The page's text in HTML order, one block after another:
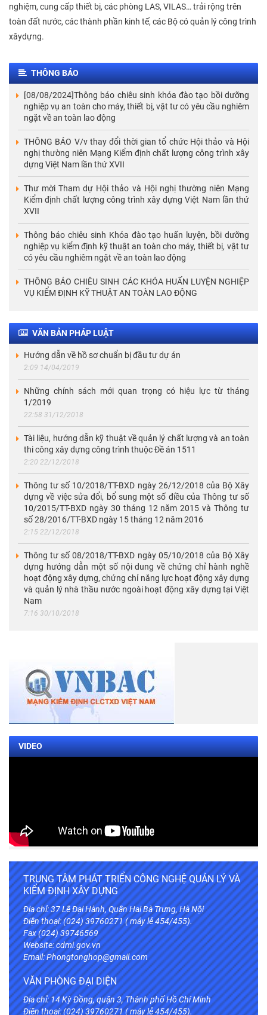
nghiệm, cung cấp thiết bị, các phòng LAS, VILAS… trải rộng trên
toàn đất nước, các thành phần kinh tế, các Bộ có quản lý công trình
xâydựng.
THÔNG BÁO
[08/08/2024]Thông báo chiêu sinh khóa đào tạo bồi dưỡng
nghiệp vụ an toàn cho máy, thiết bị, vật tư có yêu cầu nghiêm
ngặt về an toàn lao động
THÔNG BÁO V/v thay đổi thời gian tổ chức Hội thảo và Hội
nghị thường niên Mạng Kiểm định chất lượng công trình xây
dựng Việt Nam lần thứ XVII
Thư mời Tham dự Hội thảo và Hội nghị thường niên Mạng
Kiểm định chất lượng công trình xây dựng Việt Nam lần thứ
XVII
Thông báo chiêu sinh Khóa đào tạo huấn luyện, bồi dưỡng
nghiệp vụ kiểm định kỹ thuật an toàn cho máy, thiết bị, vật tư
có yêu cầu nghiêm ngặt về an toàn lao động
THÔNG BÁO CHIÊU SINH CÁC KHÓA HUẤN LUYỆN NGHIỆP
VỤ KIỂM ĐỊNH KỸ THUẬT AN TOÀN LAO ĐỘNG
VĂN BẢN PHÁP LUẬT
Hướng dẫn về hồ sơ chuẩn bị đầu tư dự án
2:09 14/04/2019
Những chính sách mới quan trọng có hiệu lực từ tháng
1/2019
22:58 31/12/2018
Tài liệu, hướng dẫn kỹ thuật về quản lý chất lượng và an toàn
thi công xây dựng công trình thuộc Đề án 1511
2:20 22/12/2018
Thông tư số 10/2018/TT-BXD ngày 26/12/2018 của Bộ Xây
dựng về việc sửa đổi, bổ sung một số điều của Thông tư số
10/2015/TT-BXD ngày 30 tháng 12 năm 2015 và Thông tư
số 28/2016/TT-BXD ngày 15 tháng 12 năm 2016
2:15 22/12/2018
Thông tư số 08/2018/TT-BXD ngày 05/10/2018 của Bộ Xây
dựng hướng dẫn một số nội dung về chứng chỉ hành nghề
hoạt động xây dựng, chứng chỉ năng lực hoạt động xây dựng
và quản lý nhà thầu nước ngoài hoạt động xây dựng tại Việt
Nam
7:16 30/10/2018
VIDEO
TRUNG TÂM PHÁT TRIỂN CÔNG NGHỆ QUẢN LÝ VÀ
KIỂM ĐỊNH XÂY DỰNG
Địa chỉ: 37 Lê Đại Hành, Quận Hai Bà Trưng, Hà Nội
Điện thoại: (024) 39760271 ( máy lẻ 454/455).
Fax (024) 39746569
Website:cdmi.gov.vn
Email: Phongtonghop@gmail.com
VĂN PHÒNG ĐẠI DIỆN
Địa chỉ: 14 Kỳ Đồng, quận 3, Thành phố Hồ Chí Minh
Điện thoại: (024) 39760271 ( máy lẻ 454/455).